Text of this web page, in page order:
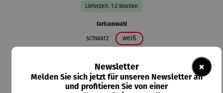
Lieferzeit: 1-2 Wochen
Farbauswahlauswählen
schwarz weiß
5XL L M
XS
XXS
×
Newsletter
Melden Sie sich jetzt für unseren Newsletter an
und profitieren Sie von einer